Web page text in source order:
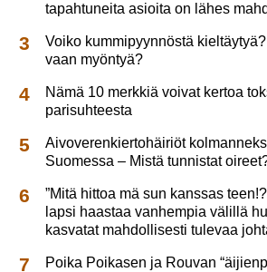
tapahtuneita asioita on lähes
Voiko kummipyynnöstä
vaan myöntyä?
Nämä 10 merkkiä voivat kertoa
parisuhteesta
Aivoverenkiertohäiriöt
Suomessa – Mistä tunnistat
”Mitä hittoa mä sun kanssas
lapsi haastaa vanhempia välillä
kasvatat mahdollisesti tulevaa
Poika Poikasen ja Rouvan